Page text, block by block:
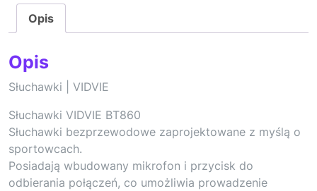
Opis
Opis
Słuchawki | VIDVIE
Słuchawki VIDVIE BT860
Słuchawki bezprzewodowe zaprojektowane z myślą o
sportowcach.
Posiadają wbudowany mikrofon i przycisk do
odbierania połączeń, co umożliwia prowadzenie